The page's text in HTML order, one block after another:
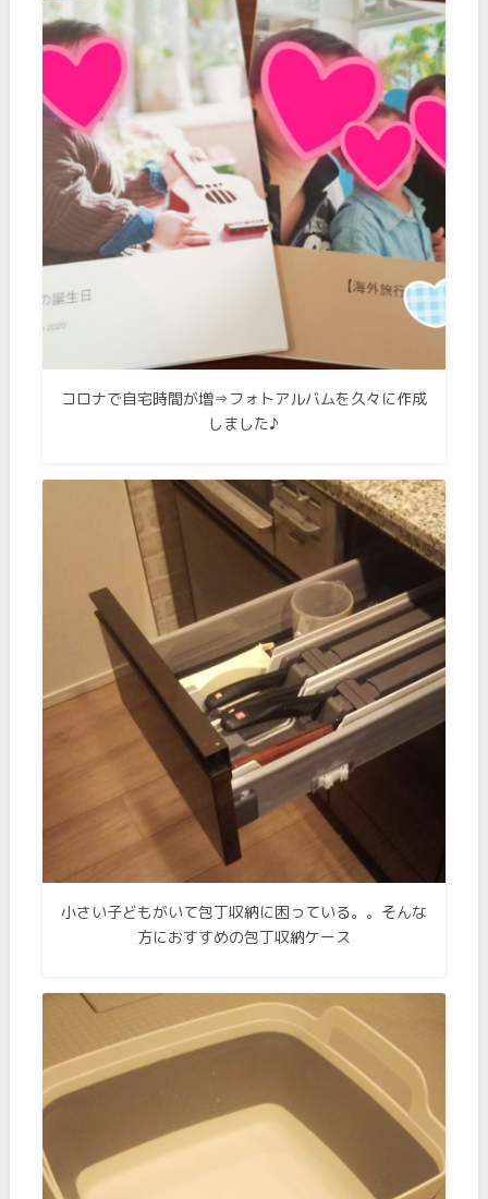
コロナで自宅時間が増⇒フォトアルバムを久々に作成
しました♪
小さい子どもがいて包丁収納に困っている。。そんな
方におすすめの包丁収納ケース